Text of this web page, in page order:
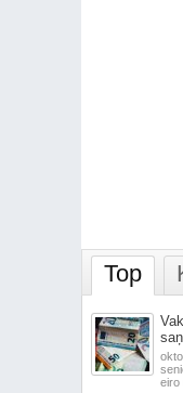
Top
eiro